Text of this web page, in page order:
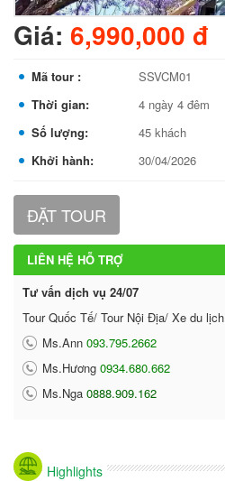
Giá: 6,990,000 đ
Mã tour :
SSVCM01
Thời gian:
4 ngày 4 đêm
Số lượng:
45 khách
Khởi hành:
30/04/2026
ĐẶT TOUR
LIÊN HỆ HỖ TRỢ
Tư vấn dịch vụ 24/07
Tour Quốc Tế/ Tour Nội Địa/ Xe du lịch
Ms.Ann 093.795.2662
Ms.Hương 0934.680.662
Ms.Nga 0888.909.162
Highlights